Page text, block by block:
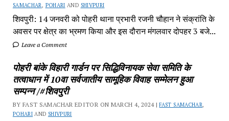
SAMACHAR , POHARI AND SHIVPURI
शिवपुरी: 14 जनवरी को पोहरी थाना प्रभारी रजनी चौहान ने संक्रांति के
अवसर पर क्षेत्र का भ्रमण किया और इस दौरान मंगलवार दोपहर 3 बजे...
Leave a Comment
पोहरी बांके विहारी गार्डन पर सिद्धिविनायक सेवा समिति के
तत्वाधान में 10वा सर्वजातीय सामूहिक विवाह सम्मेलन हुआ
सम्पन्न /#शिवपुरी
BY FAST SAMACHAR EDITOR ON MARCH 4, 2024 |FAST SAMACHAR,
POHARI AND SHIVPURI